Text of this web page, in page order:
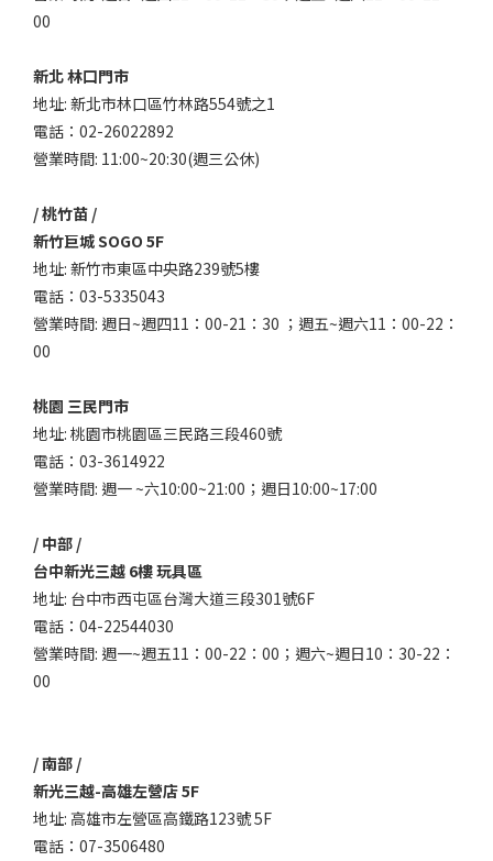
00
新北 林口門市
地址: 新北市林口區竹林路554號之1
電話：02-26022892
營業時間: 11:00~20:30(週三公休)
/ 桃竹苗 /
新竹巨城 SOGO 5F
地址: 新竹市東區中央路239號5樓
電話：03-5335043
營業時間: 週日~週四11：00-21：30 ；週五~週六11：00-22：
00
桃園 三民門市
地址: 桃園市桃園區三民路三段460號
電話：03-3614922
營業時間: 週一 ~六10:00~21:00；週日10:00~17:00
/ 中部 /
台中新光三越 6樓 玩具區
地址: 台中市西屯區台灣大道三段301號6F
電話：04-22544030
營業時間: 週一~週五11：00-22：00；週六~週日10：30-22：
00
/ 南部 /
新光三越-高雄左營店 5F
地址: 高雄市左營區高鐵路123號 5F
電話：07-3506480